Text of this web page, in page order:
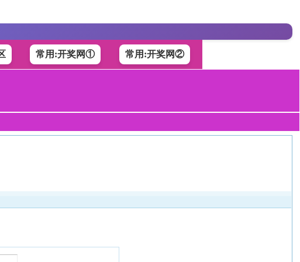
常用:开奖网① 常用:开奖网②